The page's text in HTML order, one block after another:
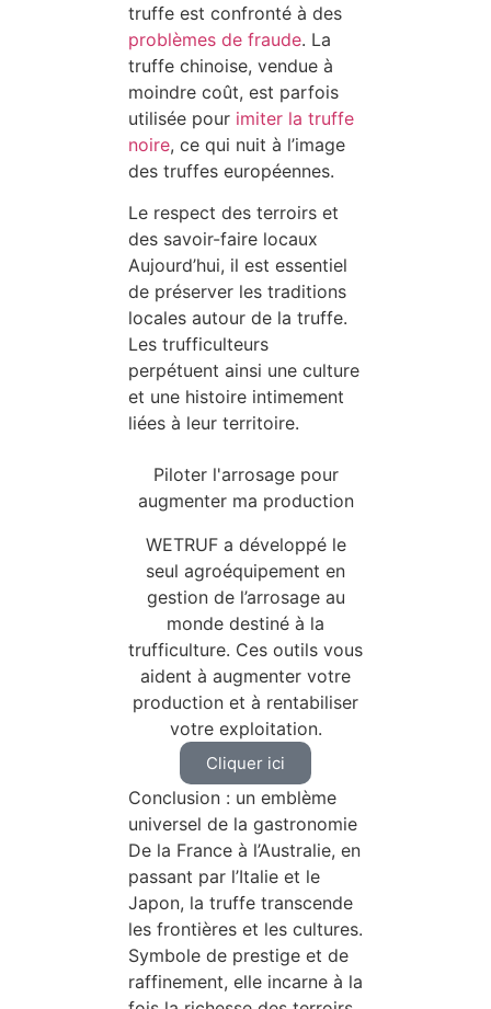
truffe est confronté à des
problèmes de fraude. La
truffe chinoise, vendue à
moindre coût, est parfois
utilisée pour imiter la truffe
noire, ce qui nuit à l’image
des truffes européennes.
Le respect des terroirs et
des savoir-faire locaux
Aujourd’hui, il est essentiel
de préserver les traditions
locales autour de la truffe.
Les trufficulteurs
perpétuent ainsi une culture
et une histoire intimement
liées à leur territoire.
Piloter l'arrosage pour
augmenter ma production
WETRUF a développé le
seul agroéquipement en
gestion de l’arrosage au
monde destiné à la
trufficulture. Ces outils vous
aident à augmenter votre
production et à rentabiliser
votre exploitation.
Cliquer ici
Conclusion : un emblème
universel de la gastronomie
De la France à l’Australie, en
passant par l’Italie et le
Japon, la truffe transcende
les frontières et les cultures.
Symbole de prestige et de
raffinement, elle incarne à la